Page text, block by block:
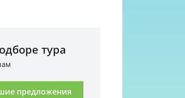
тура
предложения